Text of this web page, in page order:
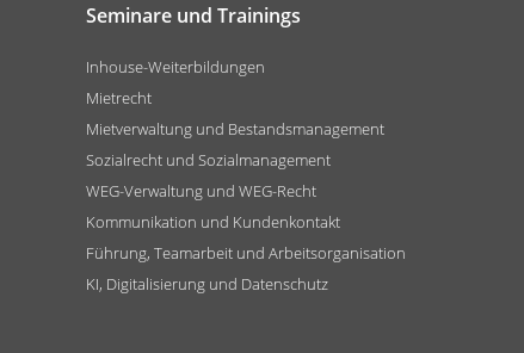
Seminare und Trainings
Inhouse-Weiterbildungen
Mietrecht
Mietverwaltung und Bestandsmanagement
Sozialrecht und Sozialmanagement
WEG-Verwaltung und WEG-Recht
Kommunikation und Kundenkontakt
Führung, Teamarbeit und Arbeitsorganisation
KI, Digitalisierung und Datenschutz